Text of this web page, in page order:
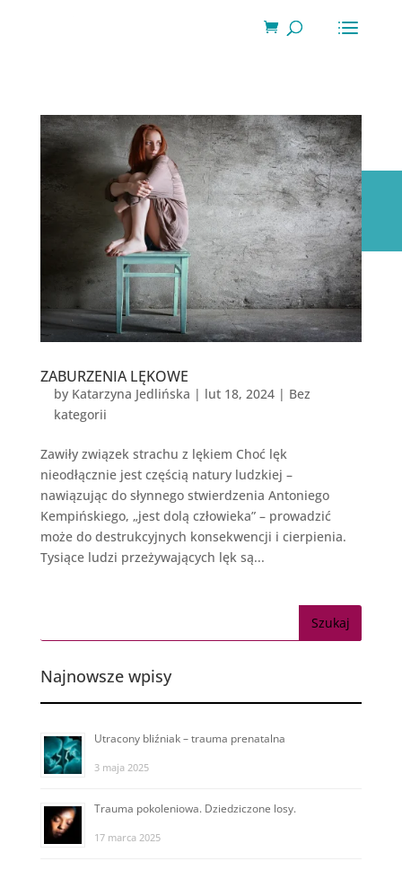
ZABURZENIA LĘKOWE
by Katarzyna Jedlińska | lut 18, 2024| Bez
kategorii
Zawiły związek strachu z lękiem Choć lęk
nieodłącznie jest częścią natury ludzkiej –
nawiązując do słynnego stwierdzenia Antoniego
Kempińskiego, „jest dolą człowieka” – prowadzić
może do destrukcyjnych konsekwencji i cierpienia.
Tysiące ludzi przeżywających lęk są...
Najnowsze wpisy
Utracony bliźniak – trauma prenatalna
3 maja 2025
Trauma pokoleniowa. Dziedziczone losy.
17 marca 2025